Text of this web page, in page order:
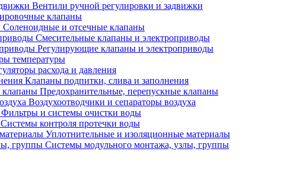
Вентили ручной регулировки и задвижки
клапаны
Соленоидные и отсечные клапаны
Смесительные клапаны и электроприводы
Регулирующие клапаны и электроприводы
температуры
расхода и давления
Клапаны подпитки, слива и заполнения
Предохранительные, перепускные клапаны
Воздухоотводчики и сепараторы воздуха
Фильтры и системы очистки воды
Системы контроля протечки воды
Уплотнительные и изоляционные материалы
Системы модульного монтажа, узлы, группы